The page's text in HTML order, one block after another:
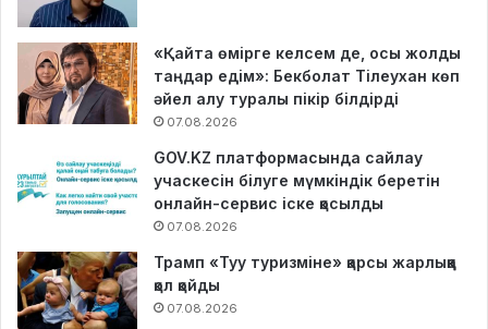
«Қайта өмірге келсем де, осы жолды
таңдар едім»: Бекболат Тілеухан көп
әйел алу туралы пікір білдірді
07.08.2026
GOV.KZ платформасында сайлау
учаскесін білуге мүмкіндік беретін
онлайн-сервис іске қосылды
07.08.2026
Трамп «Туу туризміне» қарсы жарлыққа
қол қойды
07.08.2026